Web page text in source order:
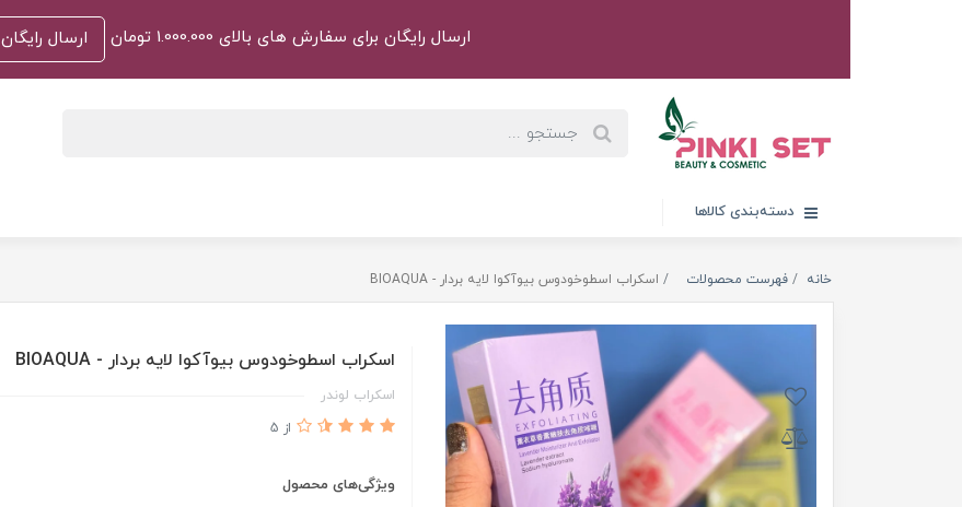
ارسال رایگان برای سفارش های بالای 1.000.000 تومان ارسال رایگان
دسته‌بندی کالاها
خانه فهرست محصولات اسکراب اسطوخودوس بیوآکوا لایه بردار - BIOAQUA
اسکراب اسطوخودوس بیوآکوا لایه بردار - BIOAQUA
اسکراب لوندر
از 5
ویژگی‌های محصول